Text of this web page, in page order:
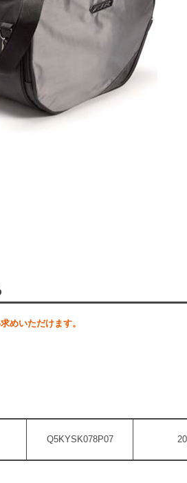
めいただけます。
Q5KYSK078P07